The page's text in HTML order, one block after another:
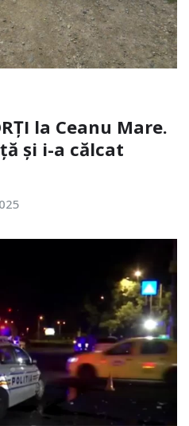
la Ceanu Mare.
și i-a călcat